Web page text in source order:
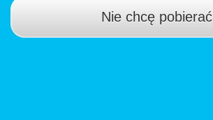
Nie chcę pobierać